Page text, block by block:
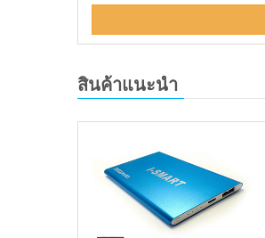
สินค้าแนะนำ